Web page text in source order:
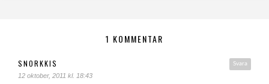
1 KOMMENTAR
Svara
SNORKKIS
12 oktober, 2011 kl. 18:43